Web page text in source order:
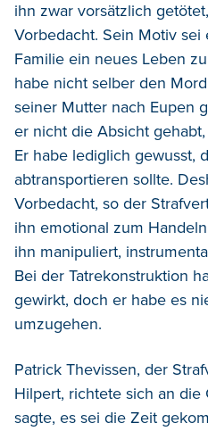
ihn zwar vorsätzlich
Vorbedacht. Sein Motiv
Familie ein neues Leben
habe nicht selber den
seiner Mutter nach Eupen
er nicht die Absicht
Er habe lediglich gewusst,
abtransportieren sollte.
Vorbedacht, so der
ihn emotional zum
ihn manipuliert,
Bei der Tatrekonstruktion
gewirkt, doch er habe es
umzugehen.
Patrick Thevissen, der
Hilpert, richtete sich an die
sagte, es sei die Zeit